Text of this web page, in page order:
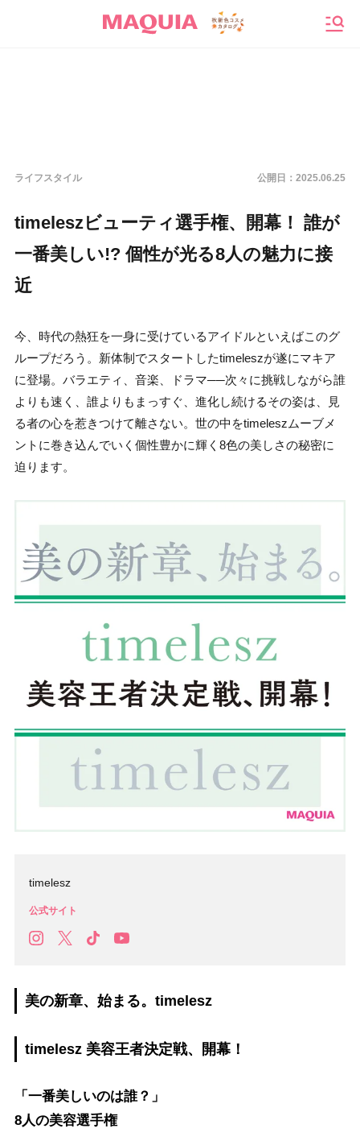
ライフスタイル 公開日： 2025.06.25
timeleszビューティ選手権、開幕！ 誰が
一番美しい!? 個性が光る8人の魅力に接
近
今、時代の熱狂を一身に受けているアイドルといえばこのグ
ループだろう。新体制でスタートしたtimeleszが遂にマキア
に登場。バラエティ、音楽、ドラマ──次々に挑戦しながら誰
よりも速く、誰よりもまっすぐ、進化し続けるその姿は、見
る者の心を惹きつけて離さない。世の中をtimeleszムーブメ
ントに巻き込んでいく個性豊かに輝く8色の美しさの秘密に
迫ります。
timelesz
公式サイト
美の新章、始まる。timelesz
timelesz 美容王者決定戦、開幕！
「一番美しいのは誰？」
8人の美容選手権